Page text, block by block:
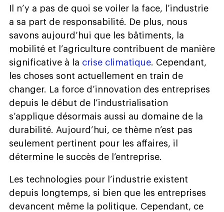
Il n’y a pas de quoi se voiler la face, l’industrie
a sa part de responsabilité. De plus, nous
savons aujourd’hui que les bâtiments, la
mobilité et l’agriculture contribuent de manière
significative à la crise climatique. Cependant,
les choses sont actuellement en train de
changer. La force d’innovation des entreprises
depuis le début de l’industrialisation
s’applique désormais aussi au domaine de la
durabilité. Aujourd’hui, ce thème n’est pas
seulement pertinent pour les affaires, il
détermine le succès de l’entreprise.
Les technologies pour l’industrie existent
depuis longtemps, si bien que les entreprises
devancent même la politique. Cependant, ce